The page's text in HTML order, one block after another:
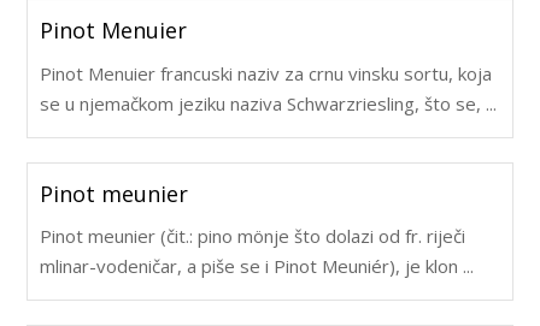
Pinot Menuier
Pinot Menuier francuski naziv za crnu vinsku sortu, koja
se u njemačkom jeziku naziva Schwarzriesling, što se, ...
Pinot meunier
Pinot meunier (čit.: pino mönje što dolazi od fr. riječi
mlinar-vodeničar, a piše se i Pinot Meuniér), je klon ...